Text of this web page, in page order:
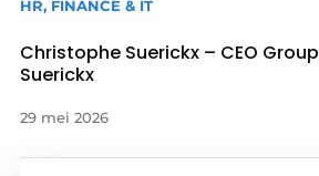
HR, FINANCE & IT
Christophe Suerickx – CEO Group
Suerickx
29 mei 2026